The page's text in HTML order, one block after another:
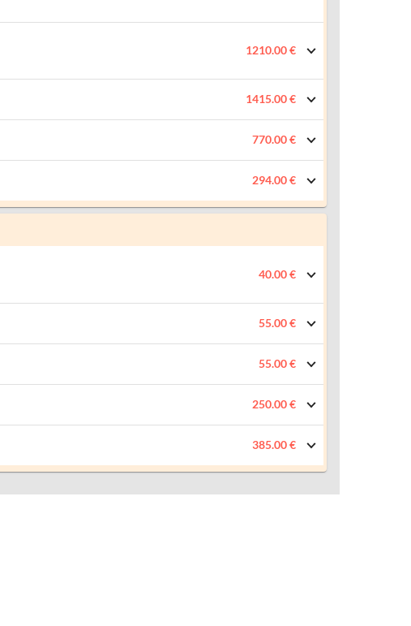
1210.00 €
1415.00 €
770.00 €
294.00 €
40.00 €
55.00 €
55.00 €
250.00 €
385.00 €